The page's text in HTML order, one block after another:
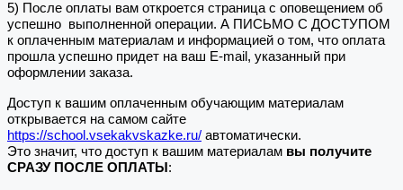
5) После оплаты вам откроется страница с оповещением об
успешно выполненной операции. А ПИСЬМО С ДОСТУПОМ
к оплаченным материалам и информацией о том, что оплата
прошла успешно придет на ваш E-mail, указанный при
оформлении заказа.
Доступ к вашим оплаченным обучающим материалам
открывается на самом сайте
https://school.vsekakvskazke.ru/ автоматически.
Это значит, что доступ к вашим материалам вы получите
СРАЗУ ПОСЛЕ ОПЛАТЫ :